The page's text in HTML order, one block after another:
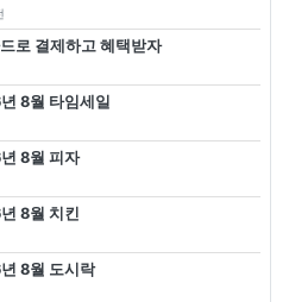
로 결제하고 혜택받자
8월 타임세일
8월 피자
8월 치킨
8월 도시락